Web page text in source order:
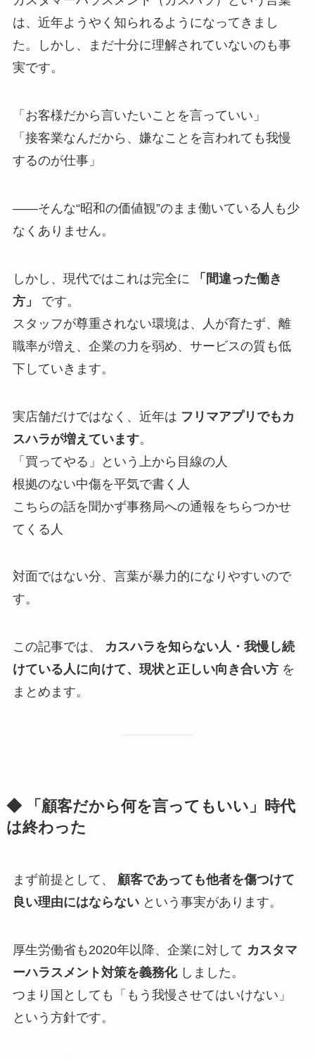
は、近年ようやく知られるようになってきまし
た。しかし、まだ十分に理解されていないのも事
実です。
「お客様だから言いたいことを言っていい」
「接客業なんだから、嫌なことを言われても我慢
するのが仕事」
——そんな“昭和の価値観”のまま働いている人も少
なくありません。
しかし、現代ではこれは完全に
「間違った働き
方」
です。
スタッフが尊重されない環境は、人が育たず、離
職率が増え、企業の力を弱め、サービスの質も低
下していきます。
実店舗だけではなく、近年は フリマアプリでもカ
スハラが増えています。
「買ってやる」という上から目線の人
根拠のない中傷を平気で書く人
こちらの話を聞かず事務局への通報をちらつかせ
てくる人
対面ではない分、言葉が暴力的になりやすいので
す。
この記事では、
カスハラを知らない人・我慢し続
けている人に向けて、現状と正しい向き合い方を
まとめます。
◆ 「顧客だから何を言ってもいい」時代
は終わった
まず前提として、 顧客であっても他者を傷つけて
良い理由にはならないという事実があります。
厚生労働省も2020年以降、企業に対して カスタマ
ーハラスメント対策を義務化しました。
つまり国としても「もう我慢させてはいけない」
という方針です。